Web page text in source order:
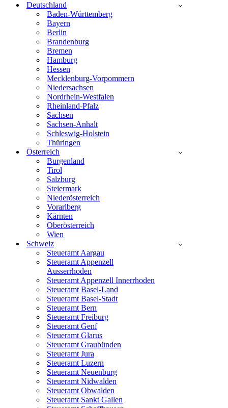
Deutschland
Baden-Württemberg
Bayern
Berlin
Brandenburg
Bremen
Hamburg
Hessen
Mecklenburg-Vorpommern
Niedersachsen
Nordrhein-Westfalen
Rheinland-Pfalz
Sachsen
Sachsen-Anhalt
Schleswig-Holstein
Thüringen
Österreich
Burgenland
Tirol
Salzburg
Steiermark
Niederösterreich
Vorarlberg
Kärnten
Oberösterreich
Wien
Schweiz
Steueramt Aargau
Steueramt Appenzell
Ausserrhoden
Steueramt Appenzell Innerrhoden
Steueramt Basel-Land
Steueramt Basel-Stadt
Steueramt Bern
Steueramt Freiburg
Steueramt Genf
Steueramt Glarus
Steueramt Graubünden
Steueramt Jura
Steueramt Luzern
Steueramt Neuenburg
Steueramt Nidwalden
Steueramt Obwalden
Steueramt Sankt Gallen